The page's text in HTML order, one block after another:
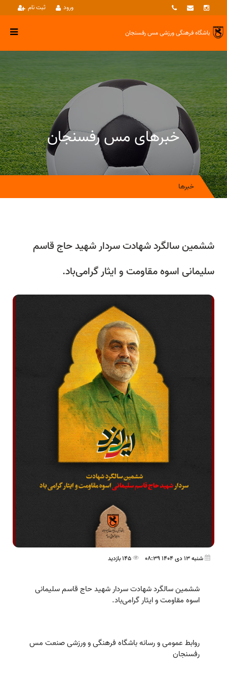
ثبت نام ورود
باشگاه فرهنگی ورزشیمس رفسنجان
خبرهای مس رفسنجان
خبرها
ششمین سالگرد شهادت سردار شهید حاج قاسم
سلیمانی اسوه مقاومت و ایثار گرامی‌باد.
شنبه 13 دی 1404 08:39
ششمین سالگرد شهادت سردار شهید حاج قاسم سلیمانی
اسوه مقاومت و ایثار گرامی‌باد.
روابط عمومی و رسانه باشگاه فرهنگی و ورزشی صنعت مس
رفسنجان